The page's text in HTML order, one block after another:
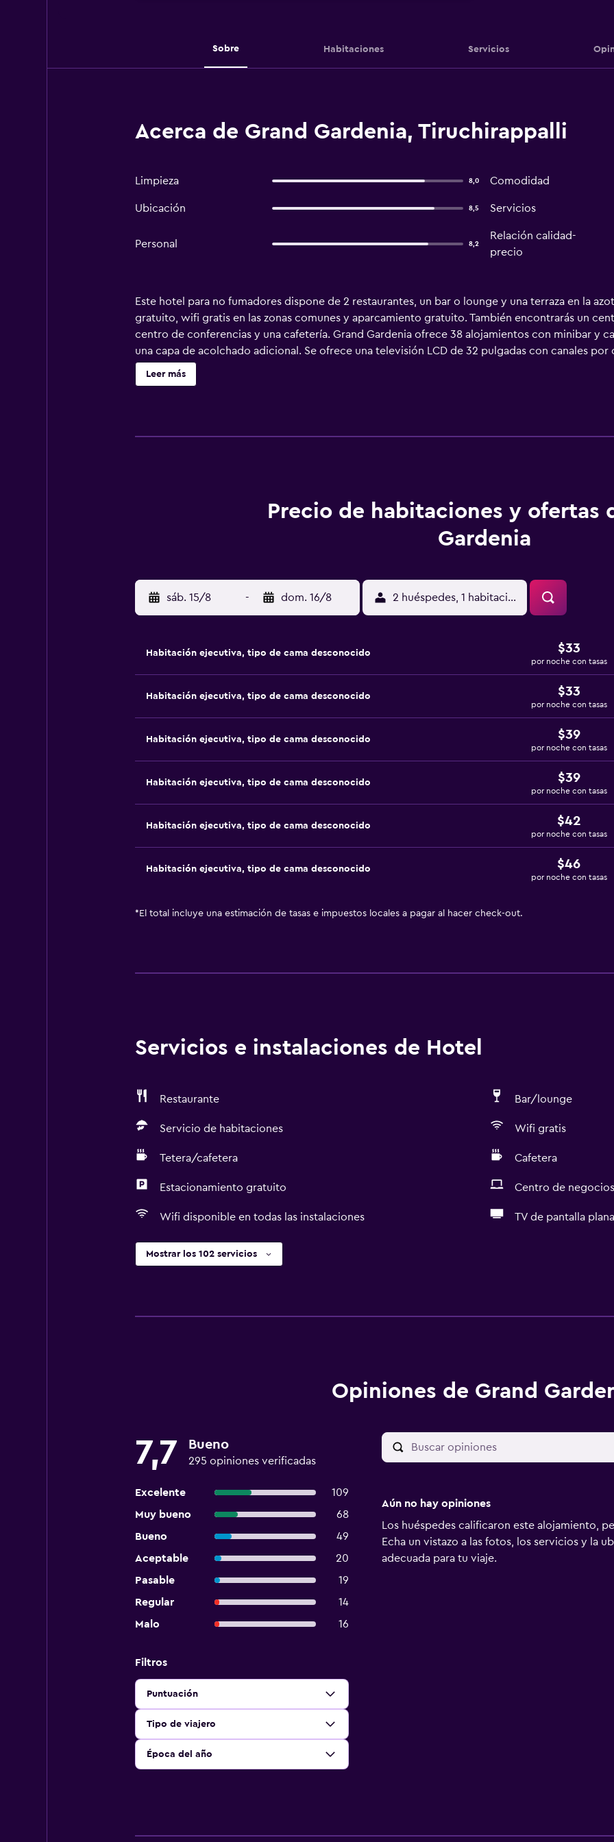
Sobre Habitaciones Servicios
Acerca de Grand Gardenia, Tiruchirappalli
Limpieza 8,0 Comodidad
Ubicación 8,5 Servicios
Personal 8,2
Relación calidad-
precio
Este hotel para no fumadores dispone de 2 restaurantes, un bar o lounge y una terraza en la
gratuito, wifi gratis en las zonas comunes y aparcamiento gratuito. También encontrarás un
centro de conferencias y una cafetería. Grand Gardenia ofrece 38 alojamientos con minibar y
una capa de acolchado adicional. Se ofrece una televisión LCD de 32 pulgadas con canales
ducha, artículos de higiene personal gratuitos y secador de pelo. Los servicios para las
y teléfono. Las habitaciones también incluyen botella de agua gratuita y cafetera y tetera. Se
Leer más
Precio de habitaciones y ofertas
Gardenia
sáb. 15/8 - dom. 16/8 2 huéspedes, 1 habitación
Habitación ejecutiva, tipo de cama desconocido $33
por noche con tasas
Habitación ejecutiva, tipo de cama desconocido $33
por noche con tasas
Habitación ejecutiva, tipo de cama desconocido $39
por noche con tasas
Habitación ejecutiva, tipo de cama desconocido $39
por noche con tasas
Habitación ejecutiva, tipo de cama desconocido $42
por noche con tasas
Habitación ejecutiva, tipo de cama desconocido $46
por noche con tasas
* El total incluye una estimación de tasas e impuestos locales a pagar al hacer check-out.
Servicios e instalaciones de Hotel
Restaurante Bar/lounge
Servicio de habitaciones Wifi gratis
Tetera/cafetera Cafetera
Estacionamiento gratuito Centro de negocios
Wifi disponible en todas las instalaciones TV de pantalla plana
Mostrar los 102 servicios
Opiniones de Grand
7,7 Bueno
295 opiniones verificadas
Excelente
109
Muy bueno
68
Bueno
49
Aceptable
20
Pasable
19
Regular
14
Malo
16
Filtros
Puntuación
Tipo de viajero
Época del año
Aún no hay opiniones
Los huéspedes calificaron este alojamiento,
Echa un vistazo a las fotos, los servicios y la
adecuada para tu viaje.